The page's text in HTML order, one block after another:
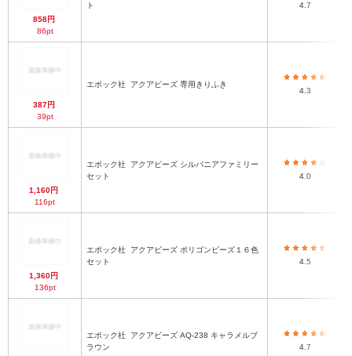
858円
86pt
ト
4.7
387円
39pt
エポック社 アクアビーズ 専用きりふき
4.3
1,160円
116pt
エポック社
セット
4.0
1,360円
136pt
エポック社
セット
4.5
エポック社
ラウン
4.7